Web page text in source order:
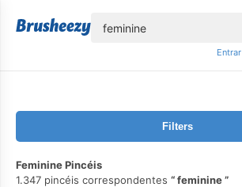
Entrar
Filters
Feminine Pincéis
1.347 pincéis correspondentes
feminine